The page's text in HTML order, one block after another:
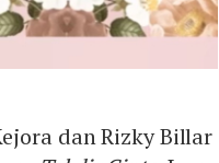
dan Rizky Billar